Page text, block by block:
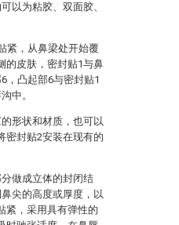
以为粘胶、双面胶、
紧，从鼻梁处开始覆
的皮肤，密封贴1与鼻
，凸起部6与密封贴1
中。
形状和材质，也可以
密封贴2安装在现有的
做成立体的封闭结
尖的高度或厚度，以
紧，采用具有弹性的